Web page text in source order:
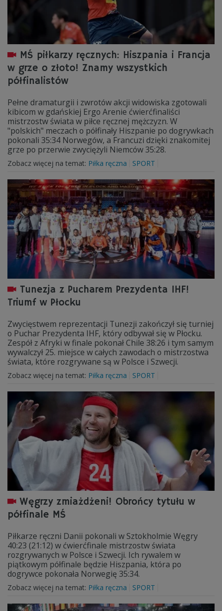
MŚ piłkarzy ręcznych: Hiszpania i Francja
w grze o złoto! Znamy wszystkich
półfinalistów
Pełne dramaturgii i zwrotów akcji widowiska zgotowali
kibicom w gdańskiej Ergo Arenie ćwierćfinaliści
mistrzostw świata w piłce ręcznej mężczyzn. W
"polskich" meczach o półfinały Hiszpanie po dogrywkach
pokonali 35:34 Norwegów, a Francuzi dzięki znakomitej
grze po przerwie zwyciężyli Niemców 35:28.
Zobacz więcej na temat: Piłka ręczna SPORT
Tunezja z Pucharem Prezydenta IHF!
Triumf w Płocku
Zwycięstwem reprezentacji Tunezji zakończył się turniej
o Puchar Prezydenta IHF, który odbywał się w Płocku.
Zespół z Afryki w finale pokonał Chile 38:26 i tym samym
wywalczył 25. miejsce w całych zawodach o mistrzostwa
świata, które rozgrywane są w Polsce i Szwecji.
Zobacz więcej na temat: Piłka ręczna SPORT
Węgrzy zmiażdżeni! Obrońcy tytułu w
półfinale MŚ
Piłkarze ręczni Danii pokonali w Sztokholmie Węgry
40:23 (21:12) w ćwierćfinale mistrzostw świata
rozgrywanych w Polsce i Szwecji. Ich rywalem w
piątkowym półfinale będzie Hiszpania, która po
dogrywce pokonała Norwegię 35:34.
Zobacz więcej na temat: Piłka ręczna SPORT